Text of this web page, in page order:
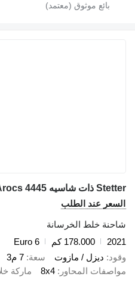
Stetter ذات شاسيه Mercedes-Benz Arocs 4445
السعر عند الطلب
شاحنة خلط الخرسانة
2021
178.000 كم
Euro 6
وقود ديزل / مازوت سعة 7 م3
مواصفات المحاور
8x4 ماركة